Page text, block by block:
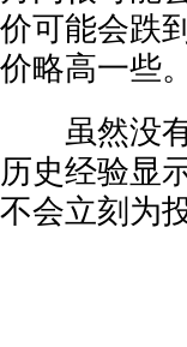
价可能会跌
价略高一些。
虽然没有
历史经验显
不会立刻为